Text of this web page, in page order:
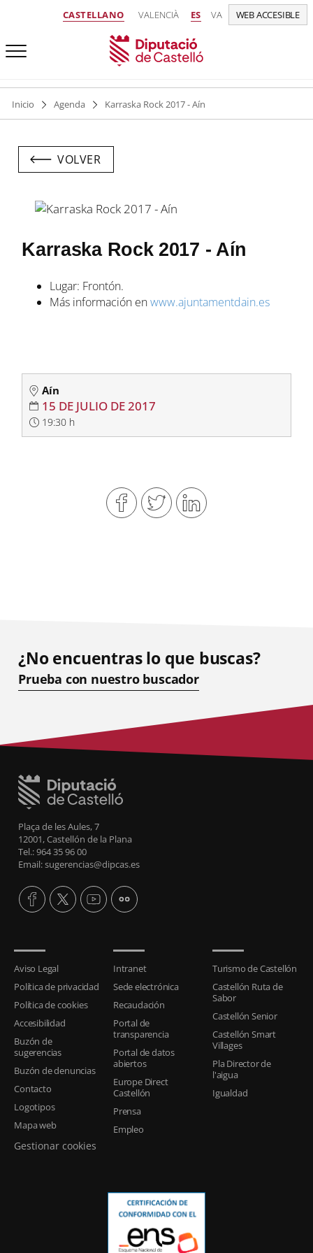
CASTELLANO VALENCIÀ ES VA WEB ACCESIBLE
Inicio Agenda Karraska Rock 2017 - Aín
VOLVER
Karraska Rock 2017 - Aín
Lugar: Frontón.
Más información enwww.ajuntamentdain.es
Aín
15 DE JULIO DE 2017
19:30 h
¿No encuentras lo que buscas?
Prueba con nuestro buscador
Plaça de les Aules, 7
12001, Castellón de la Plana
Tel.: 964 35 96 00
Email: sugerencias@dipcas.es
Aviso Legal
Política de privacidad
Política de cookies
Accesibilidad
Buzón de
sugerencias
Buzón de denuncias
Contacto
Logotipos
Mapa web
Gestionar cookies
Intranet
Sede electrónica
Recaudación
Portal de
transparencia
Portal de datos
abiertos
Europe Direct
Castellón
Prensa
Empleo
Turismo de Castellón
Castellón Ruta de
Sabor
Castellón Senior
Castellón Smart
Villages
Pla Director de
l'aigua
Igualdad